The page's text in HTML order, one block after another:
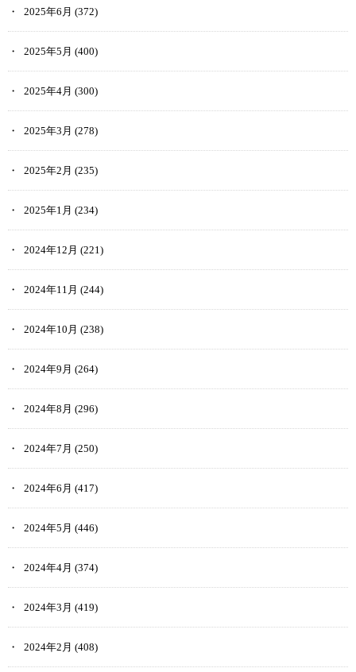
2025年6月 (372)
2025年5月 (400)
2025年4月 (300)
2025年3月 (278)
2025年2月 (235)
2025年1月 (234)
2024年12月 (221)
2024年11月 (244)
2024年10月 (238)
2024年9月 (264)
2024年8月 (296)
2024年7月 (250)
2024年6月 (417)
2024年5月 (446)
2024年4月 (374)
2024年3月 (419)
2024年2月 (408)